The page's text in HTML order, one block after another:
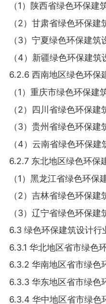
（1）陕西省绿色环保
（2）甘肃省绿色环保
（3）宁夏绿色环保建
（4）新疆绿色环保建
6.2.6 西南地区绿色环保
（1）重庆市绿色环保
（2）四川省绿色环保
（3）贵州省绿色环保
（4）云南省绿色环保
6.2.7 东北地区绿色环保
（1）黑龙江省绿色环
（2）吉林省绿色环保
（3）辽宁省绿色环保
6.3 绿色环保建筑设计行
6.3.1 华北地区省市绿色
6.3.2 华南地区省市绿色
6.3.3 华东地区省市绿色
6.3.4 华中地区省市绿色